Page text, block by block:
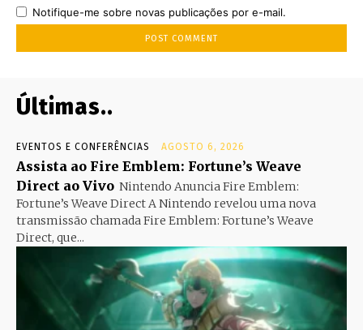
Notifique-me sobre novas publicações por e-mail.
Últimas..
EVENTOS E CONFERÊNCIAS AGOSTO 6, 2026
Assista ao Fire Emblem: Fortune’s Weave
Direct ao Vivo Nintendo Anuncia Fire Emblem:
Fortune’s Weave Direct A Nintendo revelou uma nova
transmissão chamada Fire Emblem: Fortune’s Weave
Direct, que...